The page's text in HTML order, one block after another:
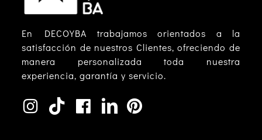
En DECOYBA trabajamos orientados a la
satisfacción de nuestros Clientes, ofreciendo de
manera personalizada toda nuestra
experiencia, garantía y servicio.